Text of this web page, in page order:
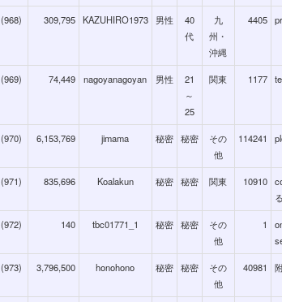
(968) 309,795 KAZUHIRO1973 男性
40
代
九
州・
沖縄
4405
(969) 74,449 nagoyanagoyan 男性
21
～
25
関東 1177
(970) 6,153,769 jimama 秘密 秘密
その
他
114241
(971) 835,696 Koalakun 秘密 秘密 関東 10910
(972) 140 tbc01771_1 秘密 秘密
その
他
1
(973) 3,796,500 honohono 秘密 秘密
その
他
40981